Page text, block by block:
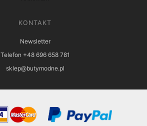
KONTAKT
Newsletter
Telefon +48 696 658 781
sklep@butymodne.pl